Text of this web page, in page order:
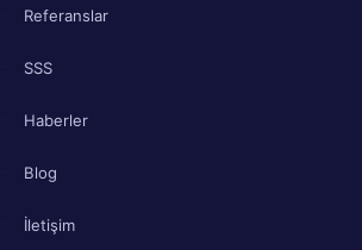
Referanslar
SSS
Haberler
Blog
İletişim